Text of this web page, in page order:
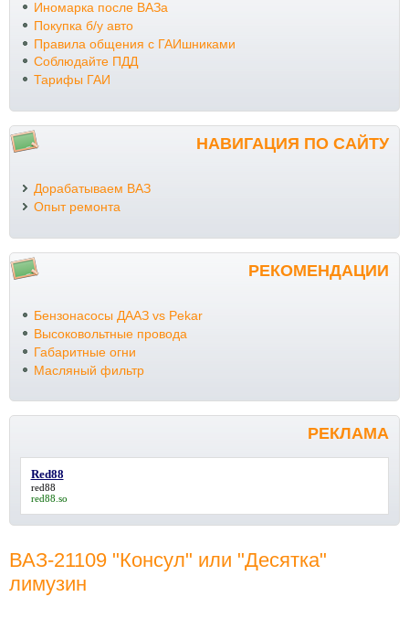
Иномарка после ВАЗа
Покупка б/у авто
Правила общения с ГАИшниками
Соблюдайте ПДД
Тарифы ГАИ
НАВИГАЦИЯ ПО САЙТУ
Дорабатываем ВАЗ
Опыт ремонта
РЕКОМЕНДАЦИИ
Бензонасосы ДААЗ vs Pekar
Высоковольтные провода
Габаритные огни
Масляный фильтр
РЕКЛАМА
Red88
red88
red88.so
ВАЗ-21109 "Консул" или "Десятка"
лимузин